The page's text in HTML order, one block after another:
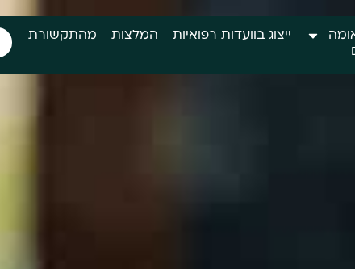
ייצוג בוועדות רפואיות המלצות
מהתקשורת